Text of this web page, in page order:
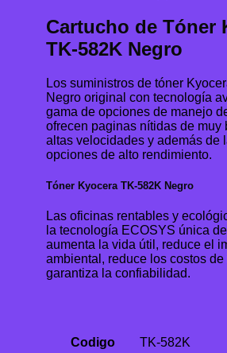
Cartucho de Tóner
TK-582K Negro
Los suministros de tóner
Negro original con tecnología
gama de opciones de manejo
ofrecen paginas nítidas de muy
altas velocidades y además de
opciones de alto rendimiento.
Tóner Kyocera TK-582K Negro
Las oficinas rentables y
la tecnología ECOSYS única
aumenta la vida útil, reduce el
ambiental, reduce los costos
garantiza la confiabilidad.
Codigo TK-582K